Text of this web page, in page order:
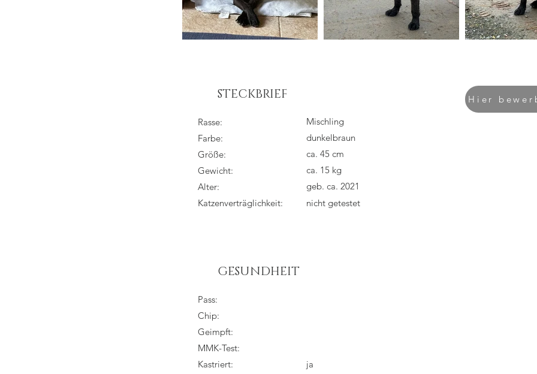
STECKBRIEF Hier
dunkelbraun
ca. 45 cm
ca. 15 kg
geb. ca. 2021
nicht getestet
Rasse:
Farbe:
Größe:
Gewicht:
Alter:
Katzenverträglichkeit:
Mischling
GESUNDHEIT
Pass:
Chip:
Geimpft:
MMK-Test:
Kastriert:
ja